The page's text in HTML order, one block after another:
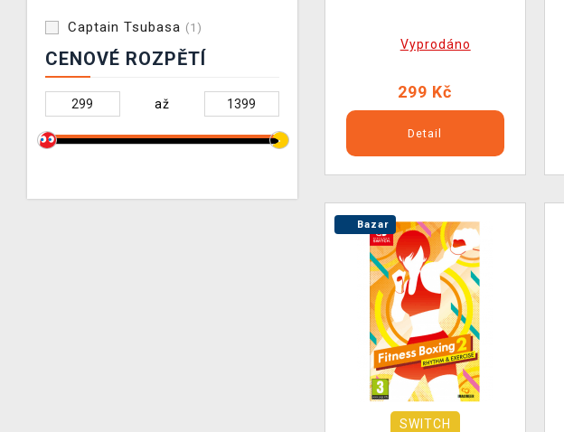
Captain Tsubasa (1)
CENOVÉ ROZPĚTÍ
až
Vyprodáno
299 Kč
Detail
Bazar
SWITCH